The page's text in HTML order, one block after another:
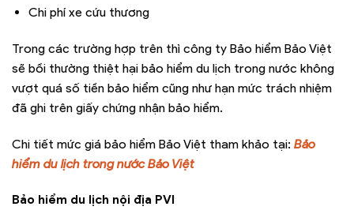
Chi phí xe cứu thương
Trong các trường hợp trên thì công ty Bảo hiểm Bảo Việt
sẽ bồi thường thiệt hại bảo hiểm du lịch trong nước không
vượt quá số tiền bảo hiểm cũng như hạn mức trách nhiệm
đã ghi trên giấy chứng nhận bảo hiểm.
Chi tiết mức giá bảo hiểm Bảo Việt tham khảo tại: Bảo
hiểm du lịch trong nước Bảo Việt
Bảo hiểm du lịch nội địa PVI